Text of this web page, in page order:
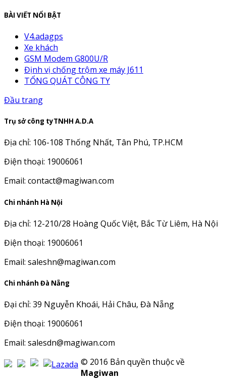
BÀI VIẾT NỔI BẬT
V4.adagps
Xe khách
GSM Modem G800U/R
Định vị chống trộm xe máy J611
TỔNG QUÁT CÔNG TY
Đầu trang
Trụ sở công tyTNHH A.D.A
Địa chỉ: 106-108 Thống Nhất, Tân Phú, TP.HCM
Điện thoại: 19006061
Email: contact@magiwan.com
Chi nhánh Hà Nội
Địa chỉ: 12-210/28 Hoàng Quốc Việt, Bắc Từ Liêm, Hà Nội
Điện thoại: 19006061
Email: saleshn@magiwan.com
Chi nhánh Đà Nẵng
Đại chỉ: 39 Nguyễn Khoái, Hải Châu, Đà Nẵng
Điện thoại: 19006061
Email: salesdn@magiwan.com
© 2016 Bản quyền thuộc về
Magiwan